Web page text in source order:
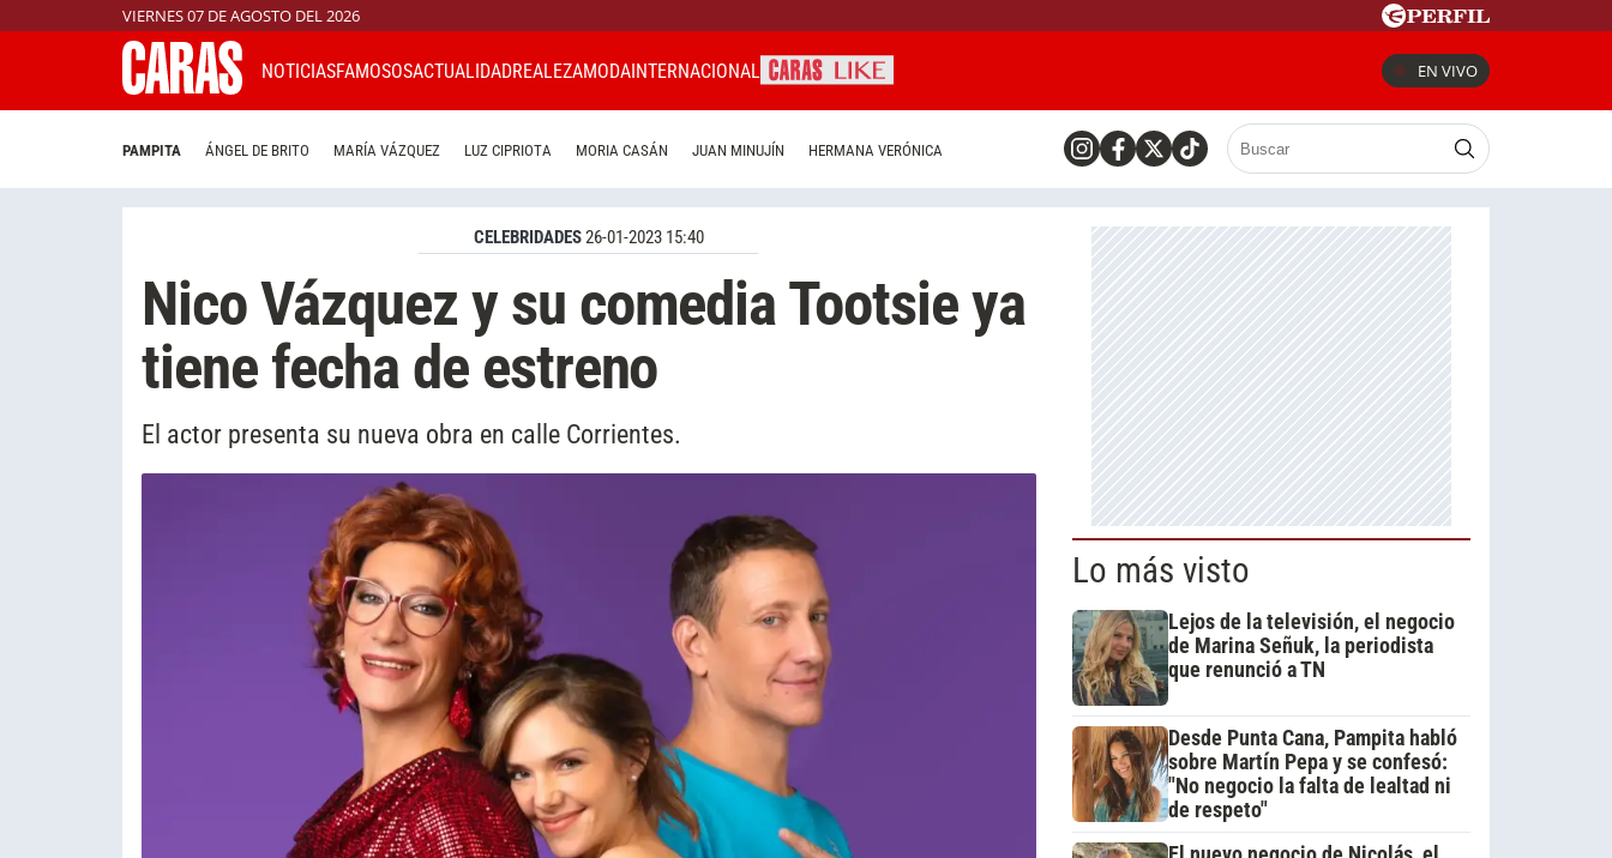
VIERNES 07 DE AGOSTO DEL 2026
NOTICIASFAMOSOSACTUALIDADREALEZAMODAINTERNACIONAL EN VIVO
PAMPITA ÁNGEL DE BRITO MARÍA VÁZQUEZ LUZ CIPRIOTA MORIA CASÁN JUAN MINUJÍN HERMANA VERÓNICA
CELEBRIDADES26-01-2023 15:40
Nico Vázquez y su comedia Tootsie ya
tiene fecha de estreno
El actor presenta su nueva obra en calle Corrientes.
Lo más visto
Lejos de la televisión, el negocio
de Marina Señuk, la periodista
que renunció a TN
Desde Punta Cana, Pampita habló
sobre Martín Pepa y se confesó:
"No negocio la falta de lealtad ni
de respeto"